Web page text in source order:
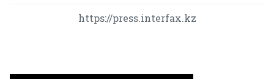
https://press.interfax.kz